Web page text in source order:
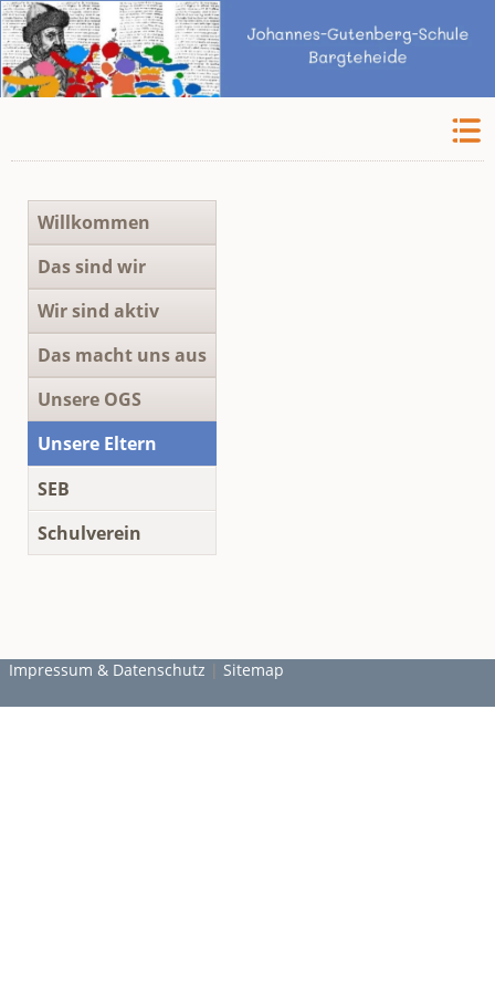
überspringen
Willkommen
Das sind wir
Wir sind aktiv
Das macht uns aus
Unsere OGS
Unsere Eltern
SEB
Schulverein
Impressum & Datenschutz | Sitemap